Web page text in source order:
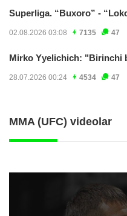
Superliga. “Buxoro” -
02.08.2026 03:08 7135 47
Mirko Yyelichich: "Birinchi
28.07.2026 00:24 4534 47
MMA (UFC) videolar